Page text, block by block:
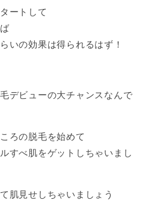
ートして
いの効果は得られるはず！
デビューの大チャンスなんで
ろの脱毛を始めて
すべ肌をゲットしちゃいまし
肌見せしちゃいましょう